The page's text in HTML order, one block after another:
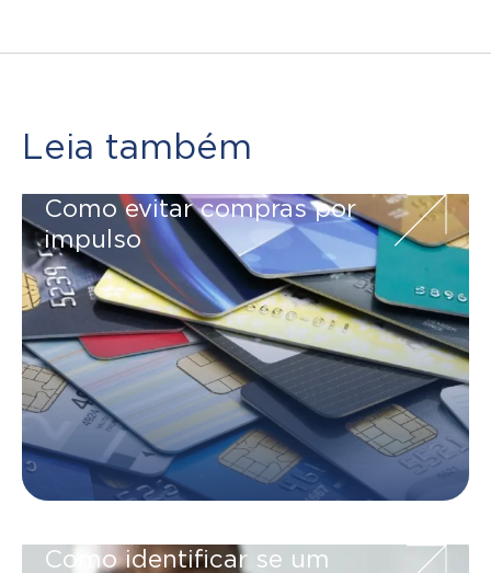
Leia também
Como evitar compras por
impulso
Como identificar se um